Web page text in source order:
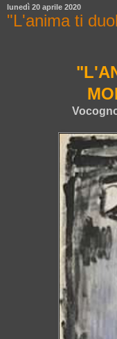
lunedì 20 aprile 2020
"L'anima ti